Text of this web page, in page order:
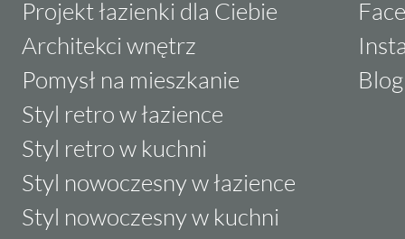
Projekt łazienki dla Ciebie
Architekci wnętrz
Pomysł na mieszkanie
Styl retro w łazience
Styl retro w kuchni
Styl nowoczesny w łazience
Styl nowoczesny w kuchni
Blog